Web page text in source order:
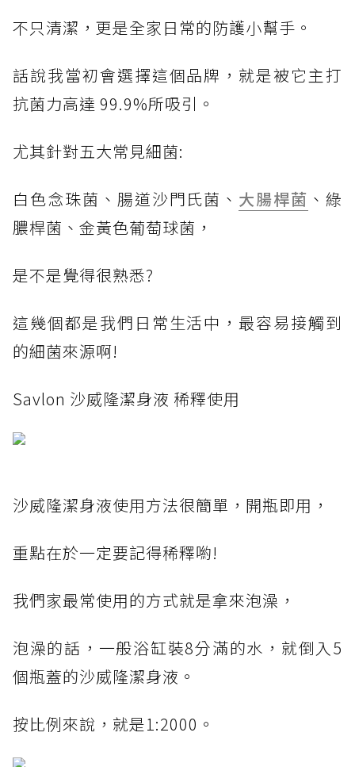
不只清潔，更是全家日常的防護小幫手。
話說我當初會選擇這個品牌，就是被它主打
抗菌力高達 99.9%所吸引。
尤其針對五大常見細菌:
白色念珠菌、腸道沙門氏菌、 大腸桿菌 、綠
膿桿菌、金黃色葡萄球菌，
是不是覺得很熟悉?
這幾個都是我們日常生活中，最容易接觸到
的細菌來源啊!
Savlon 沙威隆潔身液 稀釋使用
沙威隆潔身液使用方法很簡單，開瓶即用，
重點在於一定要記得稀釋喲!
我們家最常使用的方式就是拿來泡澡，
泡澡的話，一般浴缸裝8分滿的水，就倒入5
個瓶蓋的沙威隆潔身液。
按比例來說，就是1:2000。